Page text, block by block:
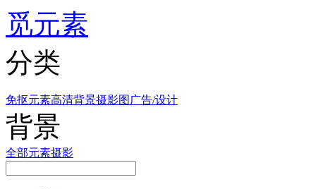
觅元素
分类
免抠元素高清背景摄影图 广告/设计
背景
全部元素摄影